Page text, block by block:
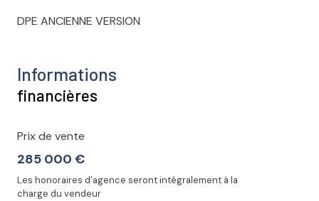
DPE ANCIENNE VERSION
Informations
financières
Prix de vente
285 000 €
Les honoraires d'agence seront intégralement à la
charge du vendeur